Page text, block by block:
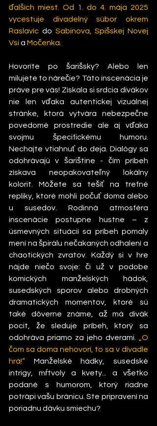
ďalších miest. Od 1. do 4. mája 2025
Raslavíc do Sabinova, Spišskej Novej
Vsi a Močenka
Hovoríte po šarišsky? Alebo len
milujete to nárečie? Táto inscenácia je
práve pre vás! Získala si srdcia divákov
nie len vďaka autentickej vizuálnej
stránke, ktorá vytvára nebezpečne
povedomé prostredie ale aj vďaka
svojmu špecifickému humoru.
Nechajte vtiahnuť do deja. Dialógy sa
odohrávajú v šarištine - čím príbeh
získava neopakovateľný lokálny
kolorit. Môžete sa tešiť na trefné
repliky, ktoré mohli počuť doma alebo
u susedov. Rodinná atmosféra
inscenácie postupne hustne – z
úsmevných situácií sa príbeh pomaly
mení na špirálu nečakaných odhalení a
chaotických zvratov. Každý si v hre
nájde niečo svoje: či už v podobe
komických manželských hádok,
susedských sporov alebo drobných
dramatických momentov, ktoré sú
také dôverne známe, až má divák
pocit, že sleduje príbeh, ktorý sa
odohráva priamo za jeho dverami.
„O
čom sa doma nehovorí, to sa v divadle
hrá!“ Manželské hádky, susedské
intrigy, mŕtvoly a kvety... a všetko
podané s humorom, ktorý riadne
potrápi vašu bránicu. Ste pripravení na
poriadnu dávku smiechu?